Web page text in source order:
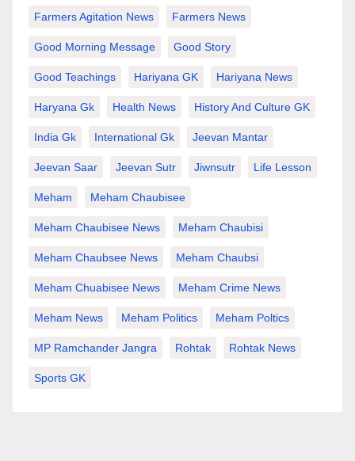
Farmers Agitation News Farmers News
Good Morning Message Good Story
Good Teachings Hariyana GK Hariyana News
Haryana Gk Health News History And Culture GK
India Gk International Gk Jeevan Mantar
Jeevan Saar Jeevan Sutr Jiwnsutr Life Lesson
Meham Meham Chaubisee
Meham Chaubisee News Meham Chaubisi
Meham Chaubsee News Meham Chaubsi
Meham Chuabisee News Meham Crime News
Meham News Meham Politics Meham Poltics
MP Ramchander Jangra Rohtak Rohtak News
Sports GK